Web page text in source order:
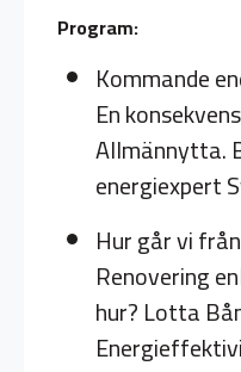
Program:
Kommande
En
Allmännytta.
energiexpert
Hur går vi
Renovering
hur? Lotta